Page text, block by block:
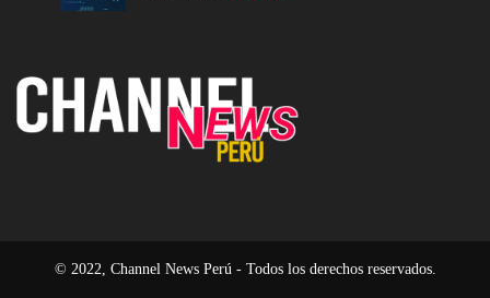
operativo
software
pasivo
© 2022, Channel News Perú - Todos los derechos reservados.